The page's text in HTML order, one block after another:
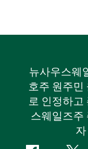
뉴사우스웨
호주 원주민
로 인정하고
스웨일즈주